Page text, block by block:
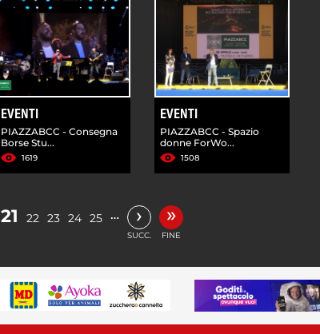
EVENTI
PIAZZABCC - Consegna
Borse Stu...
1619
EVENTI
PIAZZABCC - Spazio
donne ForWo...
1508
21 22 23 24 25 … ›
SUCC.
»
FINE